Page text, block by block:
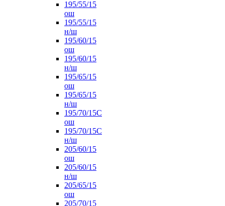
195/55/15
ош
195/55/15
н/ш
195/60/15
ош
195/60/15
н/ш
195/65/15
ош
195/65/15
н/ш
195/70/15С
ош
195/70/15С
н/ш
205/60/15
ош
205/60/15
н/ш
205/65/15
ош
205/70/15